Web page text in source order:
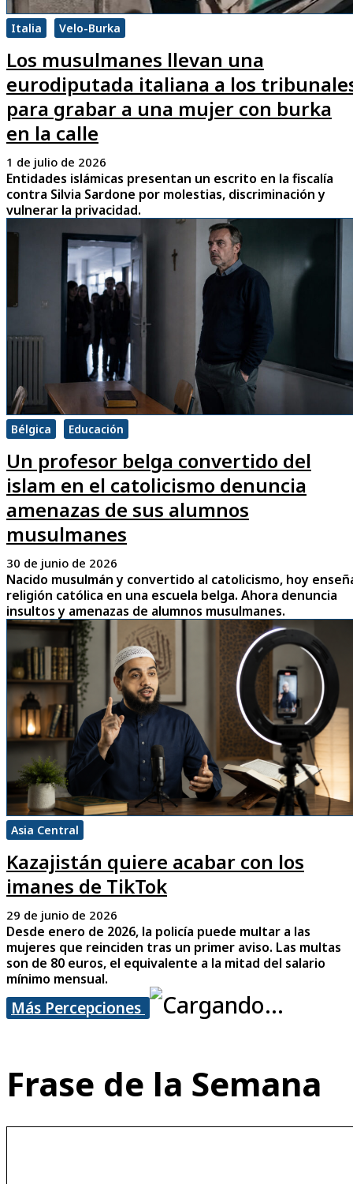
Italia Velo-Burka
Los musulmanes llevan una
eurodiputada italiana a los
para grabar a una mujer con burka
en la calle
1 de julio de 2026
Entidades islámicas presentan un escrito en la fiscalía
contra Silvia Sardone por molestias, discriminación y
vulnerar la privacidad.
Bélgica Educación
Un profesor belga convertido del
islam en el catolicismo denuncia
amenazas de sus alumnos
musulmanes
30 de junio de 2026
Nacido musulmán y convertido al catolicismo, hoy
religión católica en una escuela belga. Ahora denuncia
insultos y amenazas de alumnos musulmanes.
Asia Central
Kazajistán quiere acabar con los
imanes de TikTok
29 de junio de 2026
Desde enero de 2026, la policía puede multar a las
mujeres que reinciden tras un primer aviso. Las multas
son de 80 euros, el equivalente a la mitad del salario
mínimo mensual.
Más Percepciones
Frase de la Semana